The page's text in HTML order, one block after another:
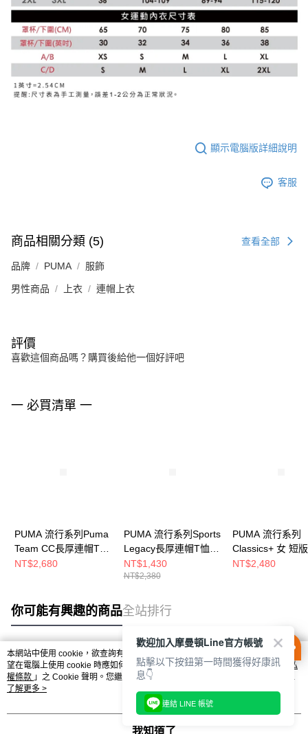
顯示電腦版詳細說明
客服
商品相關分類 (5) 查看全部
品牌 PUMA 服飾
男性商品 上衣 連帽上衣
評價
喜歡這個商品嗎？購買後給他一個好評吧
一 必買清單 一
PUMA 流行系列Puma
Team CC長厚連帽T恤
(M) 男 連帽上衣
NT$2,680
PUMA 流行系列Sports
Legacy長厚連帽T恤
(M) 男 連帽上衣
63252792
NT$1,430
NT$2,380
PUMA 流行系列
Classics+ 女 短
連帽T恤
NT$2,480
你可能有興趣的商品全站排行
熱門標籤
本網站中使用 cookie，欲查詢有關本網站使用 cookie 方式之詳情，及若您不希
望在電腦上使用 cookie 時應如何變更電腦的 cookie 設定，請參閱本網站「
隱私
權條款 」之 Cookie 聲明。您繼續使用本網站即表示您同意本公司得按本網站使
用條款之 Cookie 聲明使用 cookie。
了解更多 >
我知道了
歡迎加入摩曼頓Line官方帳號
點擊以下按鈕第一時間獲得好康訊
息👇
連結 LINE 帳號